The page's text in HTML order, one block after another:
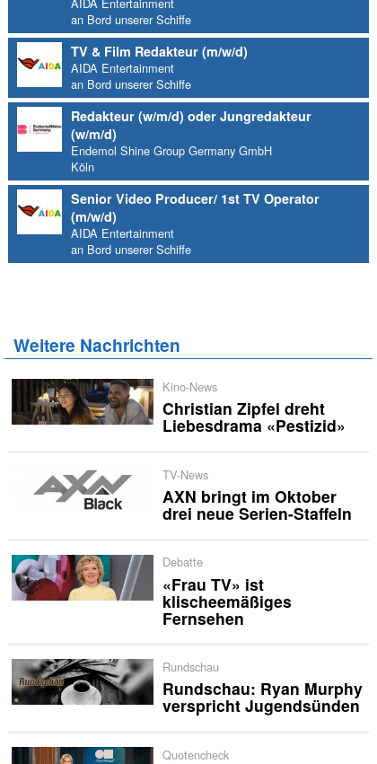
AIDA Entertainment
an Bord unserer Schiffe
TV & Film Redakteur (m/w/d)
AIDA Entertainment
an Bord unserer Schiffe
Redakteur (w/m/d) oder Jungredakteur
(w/m/d)
Endemol Shine Group Germany GmbH
Köln
Senior Video Producer/ 1st TV Operator
(m/w/d)
AIDA Entertainment
an Bord unserer Schiffe
Weitere Nachrichten
Kino-News
Christian Zipfel dreht
Liebesdrama «Pestizid»
TV-News
AXN bringt im Oktober
drei neue Serien-Staffeln
Debatte
«Frau TV» ist
klischeemäßiges
Fernsehen
Rundschau
Rundschau: Ryan Murphy
verspricht Jugendsünden
Quotencheck